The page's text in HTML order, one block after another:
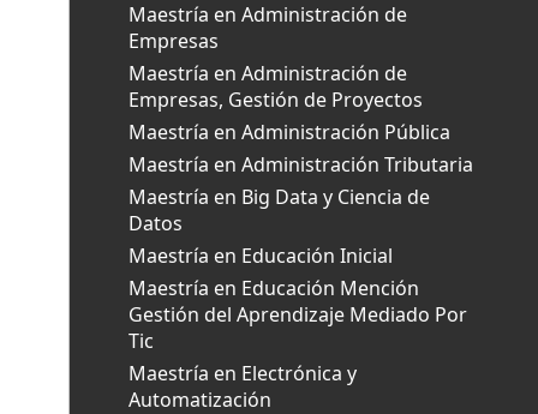
Maestría en Administración de
Empresas
Maestría en Administración de
Empresas, Gestión de Proyectos
Maestría en Administración Pública
Maestría en Administración Tributaria
Maestría en Big Data y Ciencia de
Datos
Maestría en Educación Inicial
Maestría en Educación Mención
Gestión del Aprendizaje Mediado Por
Tic
Maestría en Electrónica y
Automatización